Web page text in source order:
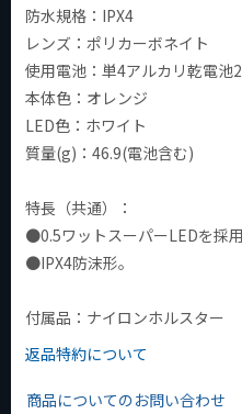
防水規格：IPX4
レンズ：ポリカーボネイト
使用電池：単4アルカリ乾電池
本体色：オレンジ
LED色：ホワイト
質量(g)：46.9(電池含む)
特長（共通）：
●0.5ワットスーパーLEDを採
●IPX4防沫形。
付属品：ナイロンホルスター
返品特約について
商品についてのお問い合わせ